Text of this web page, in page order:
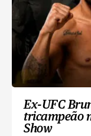
Ex-UFC
tricampeão
Show